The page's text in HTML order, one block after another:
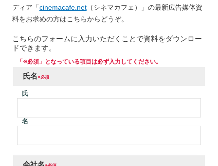
ディア「cinemacafe.net（シネマカフェ）」の最新広告媒体資
料をお求めの方はこちらからどうぞ。